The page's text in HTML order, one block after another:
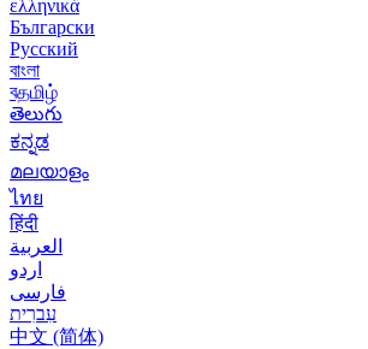
ελληνικά
Български
Русский
বাংলা
বதமிழ்
తెలుగు
ಕನ್ನಡ
മലയാളം
ไทย
हिंदी
العربية
اردو
فارسی
עִברִית
中文 (简体)